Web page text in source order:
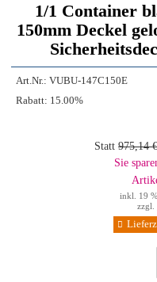
1/1 Container
150mm Deckel
Art.Nr.: VUBU-147C150E
Rabatt: 15.00%
Statt 975,14 €
Sie
inkl. 19
zzgl.